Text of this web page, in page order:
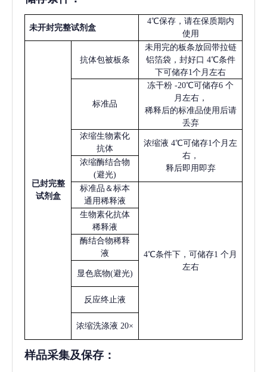
未开封完整试剂盒
4℃保存，请在保质期内
使用
已封完整
试剂盒
抗体包被板条
未用完的板条放回带拉链
铝箔袋，封好口 4℃条件
下可储存1个月左右
标准品
冻干粉 -20℃可储存6 个
月左右，
稀释后的标准品使用后请
丢弃
浓缩生物素化
抗体
浓缩液 4℃可储存1个月左
右，
释后即用即弃
浓缩酶结合物
(避光)
标准品＆标本
通用稀释液
4℃条件下，可储存1 个月
左右
生物素化抗体
稀释液
酶结合物稀释
液
显色底物(避光)
反应终止液
浓缩洗涤液 20×
样品采集及保存 ：